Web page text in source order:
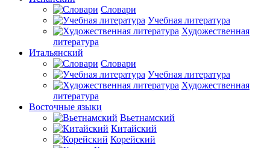
Словари
Учебная литература
Художественная
литература
Итальянский
Словари
Учебная литература
Художественная
литература
Восточные языки
Вьетнамский
Китайский
Корейский